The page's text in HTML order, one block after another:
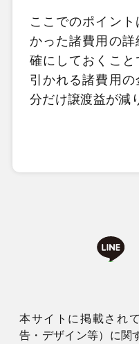
ここでのポイン
かった諸費用の詳
確にしておくこと
引かれる諸費用
分だけ譲渡益が減
本サイトに掲載され
告・デザイン等）に関